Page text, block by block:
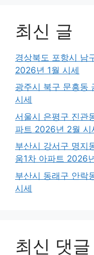
최신 글
경상북도 포항시 남
2026년 1월 시세
광주시 북구 문흥동
시세
서울시 은평구 진관
파트 2026년 2월 시
부산시 강서구 명지
움1차 아파트 2026
부산시 동래구 안락
시세
최신 댓글